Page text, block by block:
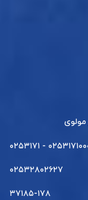
مولوی
- ۰۲۵۳۱۷۱
۰۲۵۳۲۸۰۲۶۲۷
۳۷۱۸۵-۱۷۸